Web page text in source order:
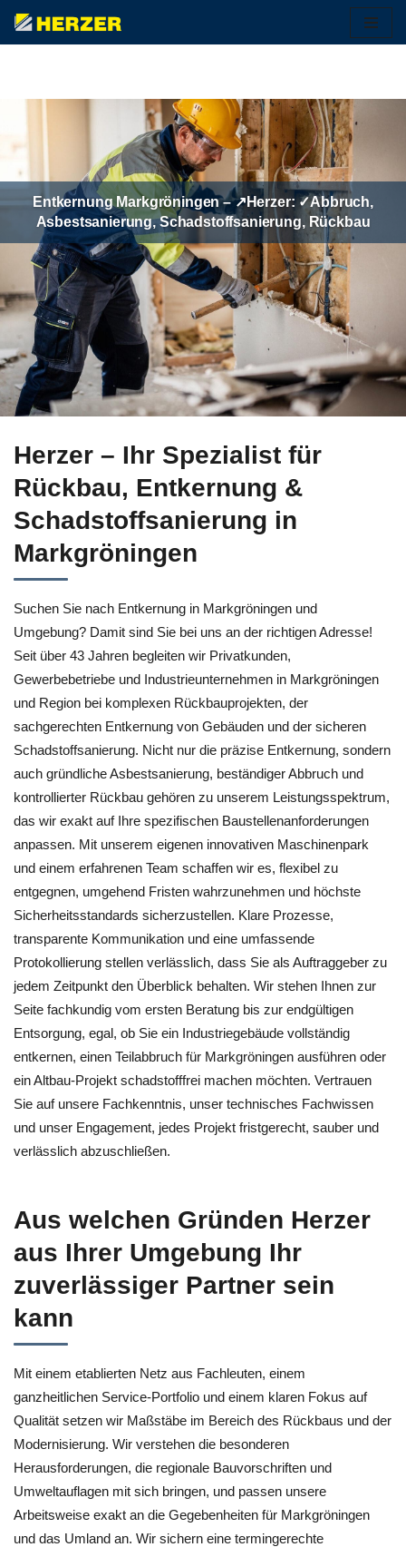
Zum
Entkernung Markgröningen – ↗️Herzer: ✓Abbruch,
Asbestsanierung, Schadstoffsanierung, Rückbau
Herzer – Ihr Spezialist für
Rückbau, Entkernung &
Schadstoffsanierung in
Markgröningen
Suchen Sie nach Entkernung in Markgröningen und
Umgebung? Damit sind Sie bei uns an der richtigen Adresse!
Seit über 43 Jahren begleiten wir Privatkunden,
Gewerbebetriebe und Industrieunternehmen in Markgröningen
und Region bei komplexen Rückbauprojekten, der
sachgerechten Entkernung von Gebäuden und der sicheren
Schadstoffsanierung. Nicht nur die präzise Entkernung, sondern
auch gründliche Asbestsanierung, beständiger Abbruch und
kontrollierter Rückbau gehören zu unserem Leistungsspektrum,
das wir exakt auf Ihre spezifischen Baustellenanforderungen
anpassen. Mit unserem eigenen innovativen Maschinenpark
und einem erfahrenen Team schaffen wir es, flexibel zu
entgegnen, umgehend Fristen wahrzunehmen und höchste
Sicherheitsstandards sicherzustellen. Klare Prozesse,
transparente Kommunikation und eine umfassende
Protokollierung stellen verlässlich, dass Sie als Auftraggeber zu
jedem Zeitpunkt den Überblick behalten. Wir stehen Ihnen zur
Seite fachkundig vom ersten Beratung bis zur endgültigen
Entsorgung, egal, ob Sie ein Industriegebäude vollständig
entkernen, einen Teilabbruch für Markgröningen ausführen oder
ein Altbau-Projekt schadstofffrei machen möchten. Vertrauen
Sie auf unsere Fachkenntnis, unser technisches Fachwissen
und unser Engagement, jedes Projekt fristgerecht, sauber und
verlässlich abzuschließen.
Aus welchen Gründen Herzer
aus Ihrer Umgebung Ihr
zuverlässiger Partner sein
kann
Mit einem etablierten Netz aus Fachleuten, einem
ganzheitlichen Service‑Portfolio und einem klaren Fokus auf
Qualität setzen wir Maßstäbe im Bereich des Rückbaus und der
Modernisierung. Wir verstehen die besonderen
Herausforderungen, die regionale Bauvorschriften und
Umweltauflagen mit sich bringen, und passen unsere
Arbeitsweise exakt an die Gegebenheiten für Markgröningen
und das Umland an. Wir sichern eine termingerechte